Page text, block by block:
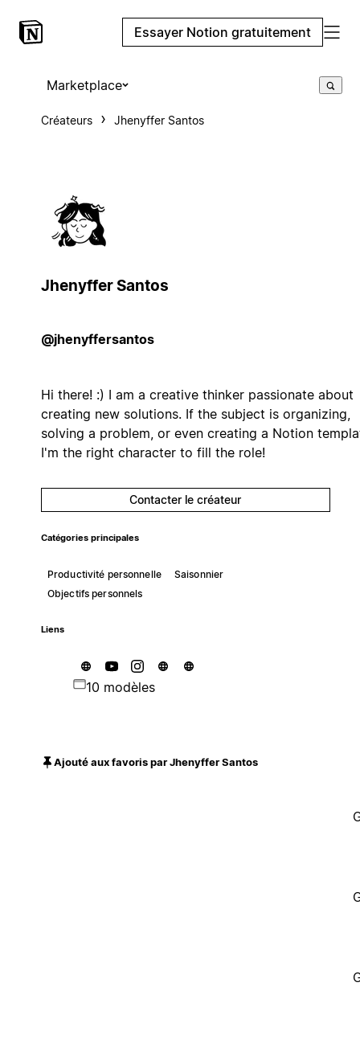
Essayer Notion gratuitement
Marketplace
Créateurs Jhenyffer Santos
Jhenyffer Santos
@jhenyffersantos
Hi there! :) I am a creative thinker passionate about
creating new solutions. If the subject is organizing,
solving a problem, or even creating a Notion
I'm the right character to fill the role!
Contacter le créateur
Catégories principales
Productivité personnelle
Saisonnier
Objectifs personnels
Liens
10 modèles
Ajouté aux favoris par Jhenyffer Santos